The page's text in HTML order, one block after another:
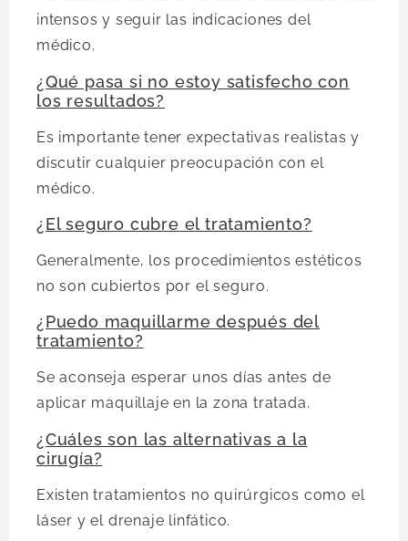
intensos y seguir las indicaciones del
médico.
¿Qué pasa si no estoy satisfecho con
los resultados?
Es importante tener expectativas realistas y
discutir cualquier preocupación con el
médico.
¿El seguro cubre el tratamiento?
Generalmente, los procedimientos estéticos
no son cubiertos por el seguro.
¿Puedo maquillarme después del
tratamiento?
Se aconseja esperar unos días antes de
aplicar maquillaje en la zona tratada.
¿Cuáles son las alternativas a la
cirugía?
Existen tratamientos no quirúrgicos como el
láser y el drenaje linfático.